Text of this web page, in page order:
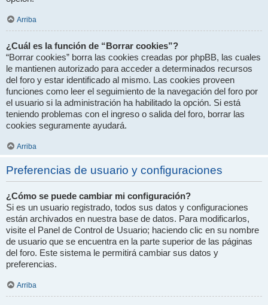
Arriba
¿Cuál es la función de “Borrar cookies”?
“Borrar cookies” borra las cookies creadas por phpBB, las cuales
le mantienen autorizado para acceder a determinados recursos
del foro y estar identificado al mismo. Las cookies proveen
funciones como leer el seguimiento de la navegación del foro por
el usuario si la administración ha habilitado la opción. Si está
teniendo problemas con el ingreso o salida del foro, borrar las
cookies seguramente ayudará.
Arriba
Preferencias de usuario y configuraciones
¿Cómo se puede cambiar mi configuración?
Si es un usuario registrado, todos sus datos y configuraciones
están archivados en nuestra base de datos. Para modificarlos,
visite el Panel de Control de Usuario; haciendo clic en su nombre
de usuario que se encuentra en la parte superior de las páginas
del foro. Este sistema le permitirá cambiar sus datos y
preferencias.
Arriba